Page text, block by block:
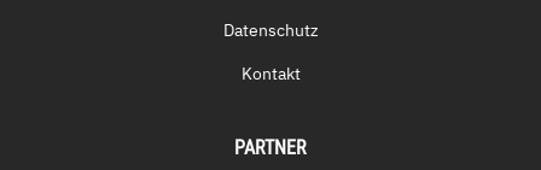
Datenschutz
Kontakt
PARTNER